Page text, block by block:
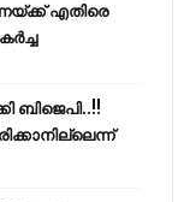
എതിരെ
ബിജെപി..!!